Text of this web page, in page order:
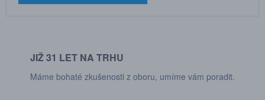
JIŽ 31 LET NA TRHU
Máme bohaté zkušenosti z oboru, umíme vám poradit.